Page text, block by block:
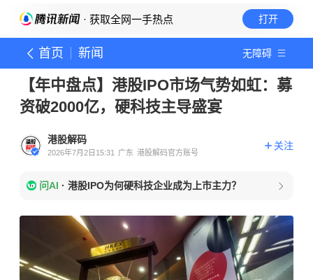
· 获取全网一手热点 打开
首页 新闻 无障碍
【年中盘点】港股IPO市场气势如虹：募
资破2000亿，硬科技主导盛宴
港股解码
2026年7月2日15:31 广东 港股解码官方账号
关注
问AI · 港股IPO为何硬科技企业成为上市主力？